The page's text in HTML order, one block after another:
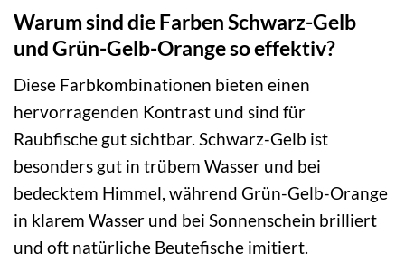
Warum sind die Farben Schwarz-Gelb
und Grün-Gelb-Orange so effektiv?
Diese Farbkombinationen bieten einen
hervorragenden Kontrast und sind für
Raubfische gut sichtbar. Schwarz-Gelb ist
besonders gut in trübem Wasser und bei
bedecktem Himmel, während Grün-Gelb-Orange
in klarem Wasser und bei Sonnenschein brilliert
und oft natürliche Beutefische imitiert.